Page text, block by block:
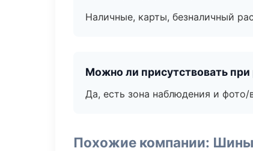
Наличные, карты, безналичный
Можно ли присутствовать
Да, есть зона наблюдения и фото/
Похожие компании: